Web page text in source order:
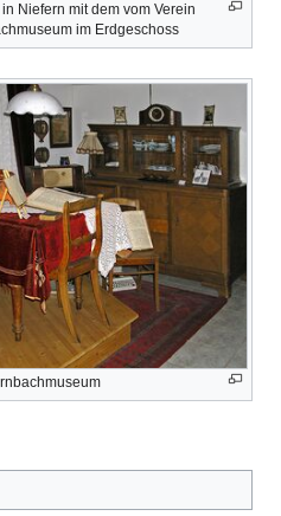
Niefern mit dem vom Verein
im Erdgeschoss